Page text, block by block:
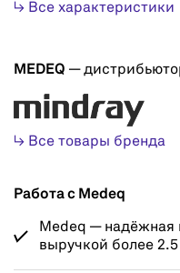
↳ Все характеристики
MEDEQ —
↳ Все товары бренда
Работа с Medeq
Medeq — надёжная
выручкой более